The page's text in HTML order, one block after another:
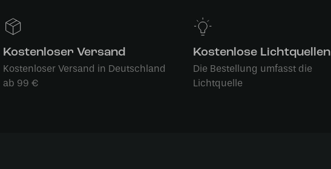
Kostenloser Versand
Kostenloser Versand in Deutschland
ab 99 €
Kostenlose Lichtquellen
Die Bestellung umfasst die
Lichtquelle